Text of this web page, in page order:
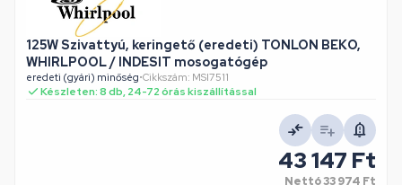
125W Szivattyú, keringető (eredeti) TONLON BEKO,
WHIRLPOOL / INDESIT mosogatógép
eredeti (gyári) minőség•Cikkszám: MSI7511
Készleten: 8 db, 24-72 órás kiszállítással
43 147 Ft
Nettó33 974 Ft